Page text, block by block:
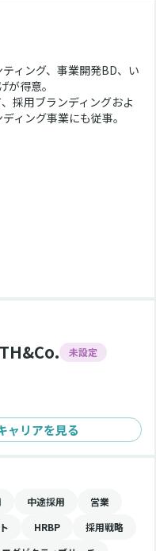
ィング、事業開発BD、い
得意。
採用ブランディングおよ
ィング事業にも従事。
未設定
ャリアを見る
中途採用
営業
HRBP
採用戦略